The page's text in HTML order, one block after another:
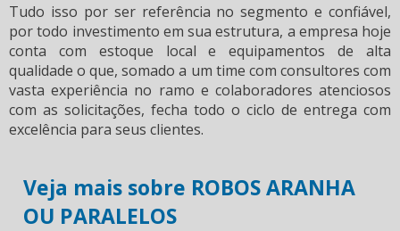
Tudo isso por ser referência no segmento e confiável,
por todo investimento em sua estrutura, a empresa hoje
conta com estoque local e equipamentos de alta
qualidade o que, somado a um time com consultores com
vasta experiência no ramo e colaboradores atenciosos
com as solicitações, fecha todo o ciclo de entrega com
excelência para seus clientes.
Veja mais sobre ROBOS ARANHA
OU PARALELOS